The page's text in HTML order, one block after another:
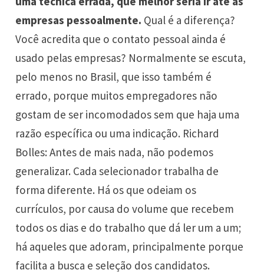
empresas pessoalmente. Qual é a diferença?
Você acredita que o contato pessoal ainda é
usado pelas empresas? Normalmente se escuta,
pelo menos no Brasil, que isso também é
errado, porque muitos empregadores não
gostam de ser incomodados sem que haja uma
razão específica ou uma indicação. Richard
Bolles: Antes de mais nada, não podemos
generalizar. Cada selecionador trabalha de
forma diferente. Há os que odeiam os
currículos, por causa do volume que recebem
todos os dias e do trabalho que dá ler um a um;
há aqueles que adoram, principalmente porque
facilita a busca e seleção dos candidatos.